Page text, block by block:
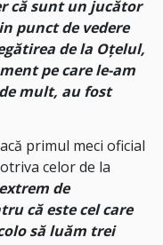
că sunt un jucător
punct de vedere
de la Oțelul,
pe care le-am
mult, au fost
primul meci oficial
celor de la
de
că este cel care
să luăm trei